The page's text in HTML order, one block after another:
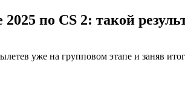
по CS 2: такой
уже на групповом этапе и заняв